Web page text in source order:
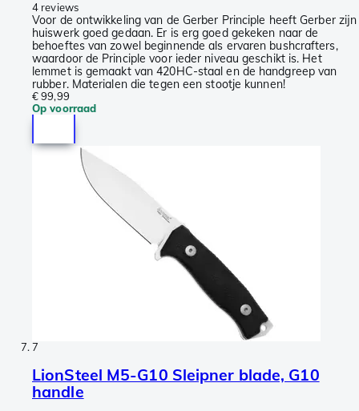
4 reviews
Voor de ontwikkeling van de Gerber Principle heeft Gerber zijn
huiswerk goed gedaan. Er is erg goed gekeken naar de
behoeftes van zowel beginnende als ervaren bushcrafters,
waardoor de Principle voor ieder niveau geschikt is. Het
lemmet is gemaakt van 420HC-staal en de handgreep van
rubber. Materialen die tegen een stootje kunnen!
€ 99,99
Op voorraad
7
LionSteel M5-G10 Sleipner blade, G10
handle